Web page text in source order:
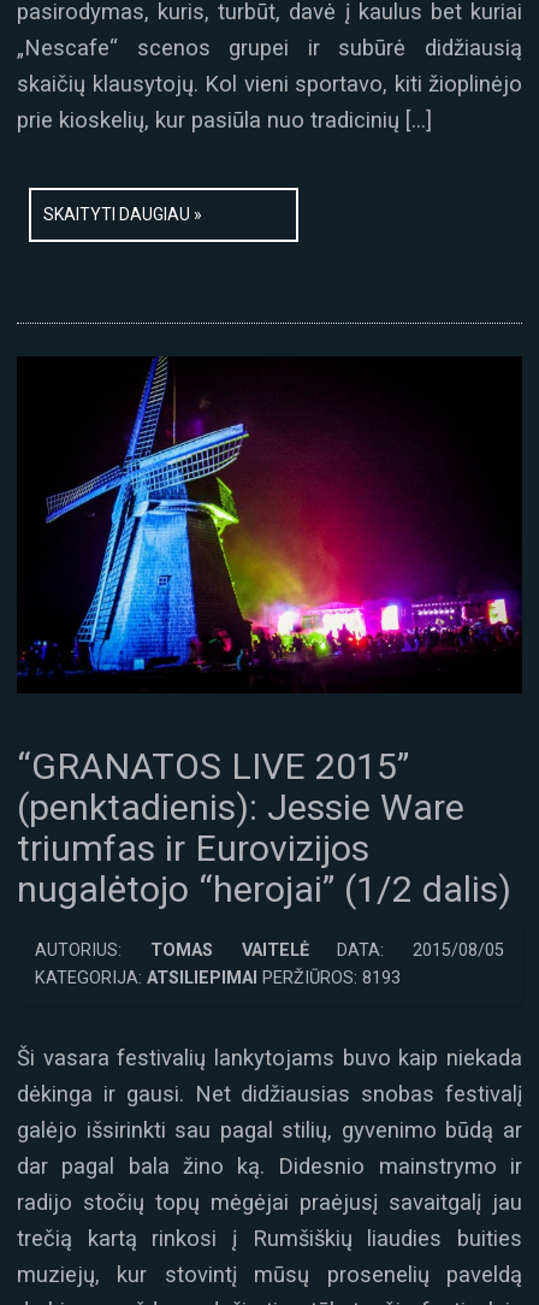
pasirodymas, kuris, turbūt, davė į kaulus bet kuriai
„Nescafe“ scenos grupei ir subūrė didžiausią
skaičių klausytojų. Kol vieni sportavo, kiti žioplinėjo
prie kioskelių, kur pasiūla nuo tradicinių […]
SKAITYTI DAUGIAU »
“GRANATOS LIVE 2015”
(penktadienis): Jessie Ware
triumfas ir Eurovizijos
nugalėtojo “herojai” (1/2 dalis)
AUTORIUS: TOMAS VAITELĖDATA: 2015/08/05
KATEGORIJA: ATSILIEPIMAI PERŽIŪROS: 8193
Ši vasara festivalių lankytojams buvo kaip niekada
dėkinga ir gausi. Net didžiausias snobas festivalį
galėjo išsirinkti sau pagal stilių, gyvenimo būdą ar
dar pagal bala žino ką. Didesnio mainstrymo ir
radijo stočių topų mėgėjai praėjusį savaitgalį jau
trečią kartą rinkosi į Rumšiškių liaudies buities
muziejų, kur stovintį mūsų prosenelių paveldą